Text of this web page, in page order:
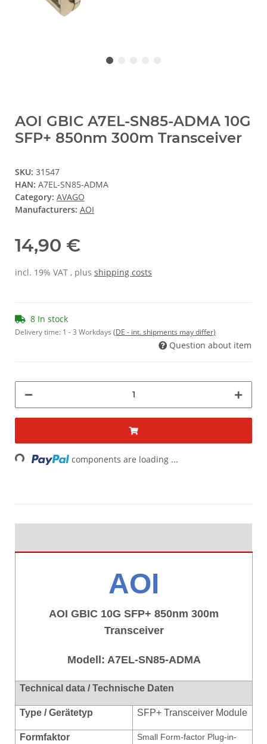
AOI GBIC A7EL-SN85-ADMA 10G
SFP+ 850nm 300m Transceiver
SKU: 31547
HAN: A7EL-SN85-ADMA
Category: AVAGO
Manufacturers: AOI
14,90 €
incl. 19% VAT , plus shipping costs
8 In stock
Delivery time: 1 - 3 Workdays (DE - int. shipments may differ)
Question about item
Loading... components are loading ...
AOI
AOI GBIC 10G SFP+ 850nm 300m
Transceiver
Modell: A7EL-SN85-ADMA
Technical data / Technische Daten
Type / Gerätetyp SFP+ Transceiver Module
Formfaktor
Small Form-factor Plug-in-